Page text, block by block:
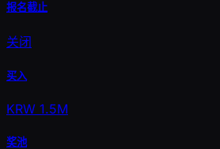
报名截止
关闭
买入
KRW 1.5M
奖池